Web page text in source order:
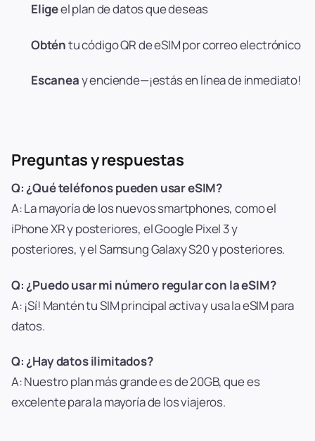
Eligeel plan de datos que deseas
Obténtu código QR de eSIM por correo electrónico
Escaneay enciende—¡estás en línea de inmediato!
Preguntas y respuestas
Q: ¿Qué teléfonos pueden usar eSIM?
A: La mayoría de los nuevos smartphones, como el
iPhone XR y posteriores, el Google Pixel 3 y
posteriores, y el Samsung Galaxy S20 y posteriores.
Q: ¿Puedo usar mi número regular con la eSIM?
A: ¡Sí! Mantén tu SIM principal activa y usa la eSIM para
datos.
Q: ¿Hay datos ilimitados?
A: Nuestro plan más grande es de 20GB, que es
excelente para la mayoría de los viajeros.